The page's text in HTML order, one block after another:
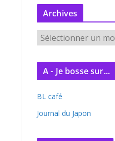
Archives
r
c
v
e
A - Je bosse sur...
BL café
Journal du Japon